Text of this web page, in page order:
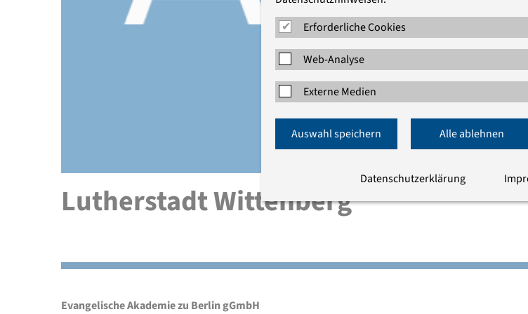
Lutherstadt Wittenberg
Evangelische Akademie zu Berlin gGmbH
Erforderliche Cookies
Web-Analyse
Externe Medien
Auswahl speichern Alle ablehnen
Datenschutzerklärung